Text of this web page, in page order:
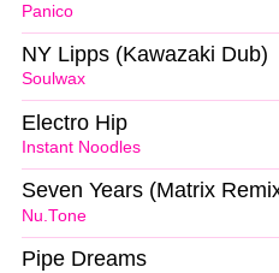
Panico
Soulwax
NY Lipps (Kawazaki Dub)
Instant Noodles
Electro Hip
Nu.Tone
Seven Years (Matrix
Pipe Dreams